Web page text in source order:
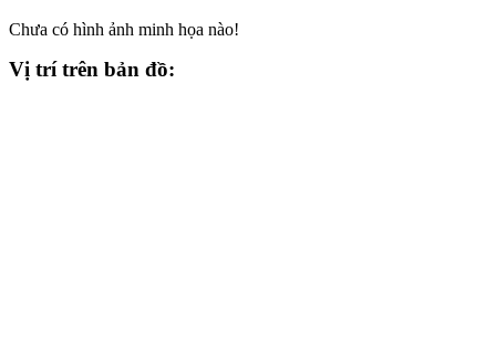
Chưa có hình ảnh minh họa nào!
Vị trí trên bản đồ: